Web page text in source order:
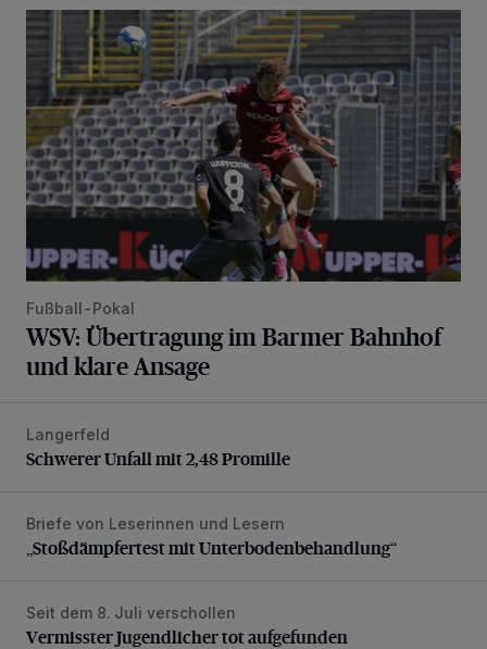
WSV: Übertragung im Barmer Bahnhof und klare Ansage
Fußball-Pokal
WSV: Übertragung im Barmer Bahnhof
und klare Ansage
Schwerer Unfall mit 2,48 Promille
Langerfeld
Schwerer Unfall mit 2,48 Promille
„Stoßdämpfertest mit Unterbodenbehandlung“
Briefe von Leserinnen und Lesern
„Stoßdämpfertest mit Unterbodenbehandlung“
Vermisster Jugendlicher tot aufgefunden
Seit dem 8. Juli verschollen
Vermisster Jugendlicher tot aufgefunden